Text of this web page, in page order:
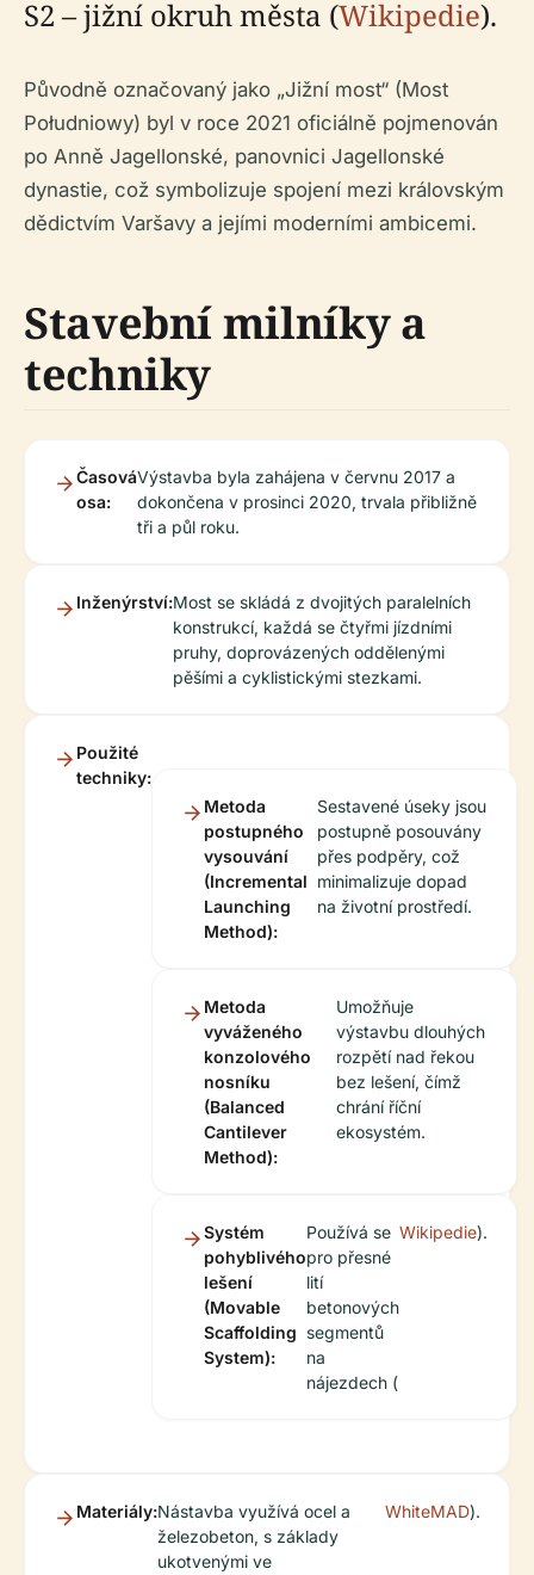
S2 – jižní okruh města (Wikipedie).
Původně označovaný jako „Jižní most“ (Most
Południowy) byl v roce 2021 oficiálně pojmenován
po Anně Jagellonské, panovnici Jagellonské
dynastie, což symbolizuje spojení mezi královským
dědictvím Varšavy a jejími moderními ambicemi.
Stavební milníky a
techniky
Časová
osa:
Výstavba byla zahájena v červnu 2017 a
dokončena v prosinci 2020, trvala přibližně
tři a půl roku.
Inženýrství:Most se skládá z dvojitých paralelních
konstrukcí, každá se čtyřmi jízdními
pruhy, doprovázených oddělenými
pěšími a cyklistickými stezkami.
Použité
techniky:
Metoda
postupného
vysouvání
(Incremental
Launching
Method):
Sestavené úseky jsou
postupně posouvány
přes podpěry, což
minimalizuje dopad
na životní prostředí.
Metoda
vyváženého
konzolového
nosníku
(Balanced
Cantilever
Method):
Umožňuje
výstavbu dlouhých
rozpětí nad řekou
bez lešení, čímž
chrání říční
ekosystém.
Systém
pohyblivého
lešení
(Movable
Scaffolding
System):
Používá se
pro přesné
lití
betonových
segmentů
na
nájezdech (
Wikipedie).
Materiály:Nástavba využívá ocel a
železobeton, s základy
ukotvenými ve
WhiteMAD).